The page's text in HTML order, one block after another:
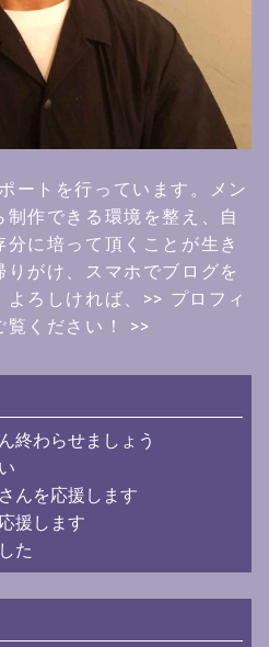
ートを行っています。メン
作できる環境を整え、自
に培って頂くことが生き
がけ、スマホでブログを
ろしければ、 >> プロフィ
覧ください！ >>
終わらせましょう
んを応援します
援します
た